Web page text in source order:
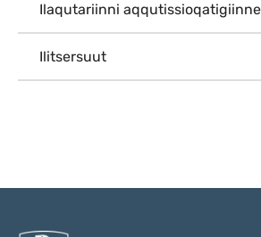
Ilaqutariinni
Ilitsersuut